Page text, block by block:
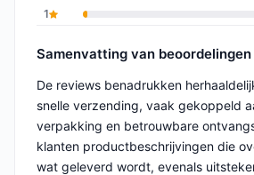
1
Samenvatting van beoordelingen
De reviews benadrukken
snelle verzending, vaak gekoppeld
verpakking en betrouwbare
klanten productbeschrijvingen die
wat geleverd wordt, evenals